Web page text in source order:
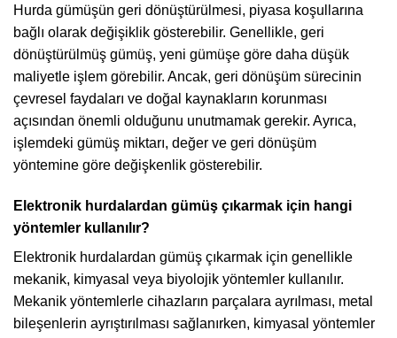
Hurda gümüşün geri dönüştürülmesi, piyasa koşullarına
bağlı olarak değişiklik gösterebilir. Genellikle, geri
dönüştürülmüş gümüş, yeni gümüşe göre daha düşük
maliyetle işlem görebilir. Ancak, geri dönüşüm sürecinin
çevresel faydaları ve doğal kaynakların korunması
açısından önemli olduğunu unutmamak gerekir. Ayrıca,
işlemdeki gümüş miktarı, değer ve geri dönüşüm
yöntemine göre değişkenlik gösterebilir.
Elektronik hurdalardan gümüş çıkarmak için hangi
yöntemler kullanılır?
Elektronik hurdalardan gümüş çıkarmak için genellikle
mekanik, kimyasal veya biyolojik yöntemler kullanılır.
Mekanik yöntemlerle cihazların parçalara ayrılması, metal
bileşenlerin ayrıştırılması sağlanırken, kimyasal yöntemler